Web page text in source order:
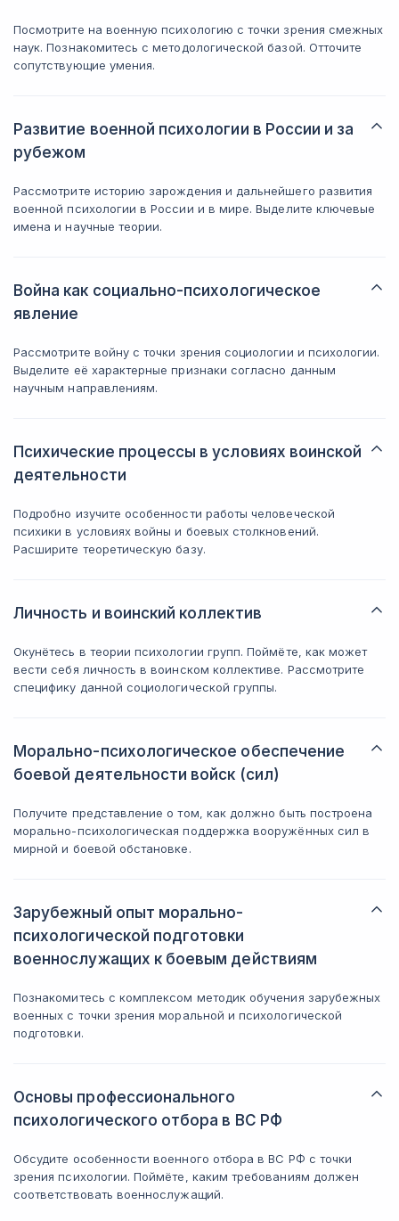
Посмотрите на военную психологию с точки зрения смежных
наук. Познакомитесь с методологической базой. Отточите
сопутствующие умения.
Развитие военной психологии в России и за
рубежом
Рассмотрите историю зарождения и дальнейшего развития
военной психологии в России и в мире. Выделите ключевые
имена и научные теории.
Война как социально-психологическое
явление
Рассмотрите войну с точки зрения социологии и психологии.
Выделите её характерные признаки согласно данным
научным направлениям.
Психические процессы в условиях воинской
деятельности
Подробно изучите особенности работы человеческой
психики в условиях войны и боевых столкновений.
Расширите теоретическую базу.
Личность и воинский коллектив
Окунётесь в теории психологии групп. Поймёте, как может
вести себя личность в воинском коллективе. Рассмотрите
специфику данной социологической группы.
Морально-психологическое обеспечение
боевой деятельности войск (сил)
Получите представление о том, как должно быть построена
морально-психологическая поддержка вооружённых сил в
мирной и боевой обстановке.
Зарубежный опыт морально-
психологической подготовки
военнослужащих к боевым действиям
Познакомитесь с комплексом методик обучения зарубежных
военных с точки зрения моральной и психологической
подготовки.
Основы профессионального
психологического отбора в ВС РФ
Обсудите особенности военного отбора в ВС РФ с точки
зрения психологии. Поймёте, каким требованиям должен
соответствовать военнослужащий.